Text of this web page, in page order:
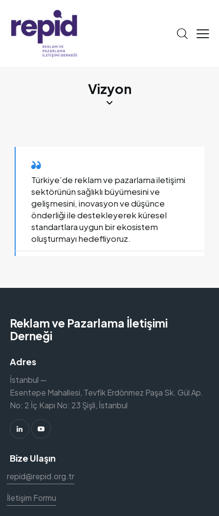
Vizyon
Türkiye’de reklam ve pazarlama iletişimi
sektörünün sağlıklı büyümesini ve
gelişmesini, inovasyon ve düşünce
önderliği ile destekleyerek küresel
standartlara uygun bir ekosistem
oluşturmayı hedefliyoruz.
Reklam ve Pazarlama İletişimi
Derneği
Adres
İstanbul —
Esentepe Mahallesi, Tevfik Erdönmez Paşa Sk. Gül Ap.
No: 2 İç Kapı No: 23 Şişli, İstanbul
Bize Ulaşın
repid@repid.org.tr
İletişim Formu